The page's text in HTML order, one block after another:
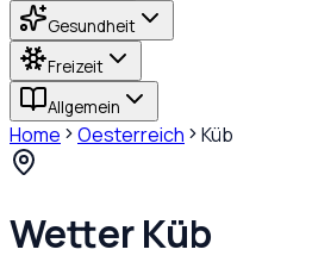
Gesundheit
Freizeit
Allgemein
Home Oesterreich Küb
WetterKüb